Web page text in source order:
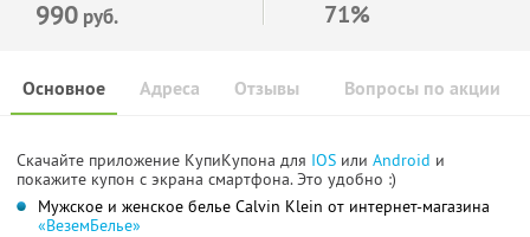
990 руб. 71%
Основное Отзывы Вопросы по акции
Адреса
Скачайте приложение КупиКупона для IOS или Android и
покажите купон с экрана смартфона. Это удобно :)
Мужское и женское белье Calvin Klein от интернет-магазина
«ВеземБелье»